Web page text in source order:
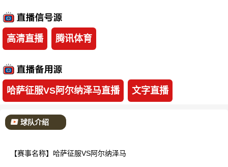
高清直播 腾讯体育
哈萨征服VS阿尔纳泽马直播 文字直播
球队介绍
【赛事名称】哈萨征服VS阿尔纳泽马